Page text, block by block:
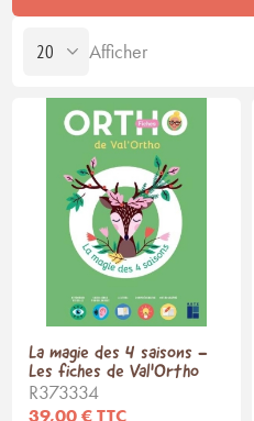
Afficher
La magie des 4 saisons -
Les fiches de Val'Ortho
R373334
39,00 € TTC